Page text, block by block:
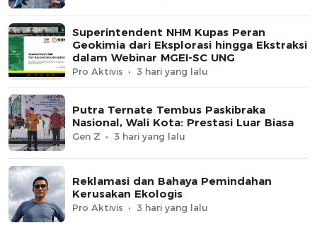
Superintendent NHM Kupas Peran
Geokimia dari Eksplorasi hingga Ekstraksi
dalam Webinar MGEI-SC UNG
Pro Aktivis 3 hari yang lalu
Putra Ternate Tembus Paskibraka
Nasional, Wali Kota: Prestasi Luar Biasa
Gen Z 3 hari yang lalu
Reklamasi dan Bahaya Pemindahan
Kerusakan Ekologis
Pro Aktivis 3 hari yang lalu